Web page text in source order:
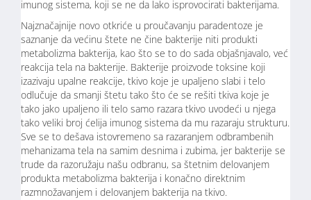
imunog sistema, koji se ne da lako isprovocirati bakterijama.
Najznačajnije novo otkriće u proučavanju paradentoze je
saznanje da većinu štete ne čine bakterije niti produkti
metabolizma bakterija, kao što se to do sada objašnjavalo, već
reakcija tela na bakterije. Bakterije proizvode toksine koji
izazivaju upalne reakcije, tkivo koje je upaljeno slabi i telo
odlučuje da smanji štetu tako što će se rešiti tkiva koje je
tako jako upaljeno ili telo samo razara tkivo uvodeći u njega
tako veliki broj ćelija imunog sistema da mu razaraju strukturu.
Sve se to dešava istovremeno sa razaranjem odbrambenih
mehanizama tela na samim desnima i zubima, jer bakterije se
trude da razoružaju našu odbranu, sa štetnim delovanjem
produkta metabolizma bakterija i konačno direktnim
razmnožavanjem i delovanjem bakterija na tkivo.